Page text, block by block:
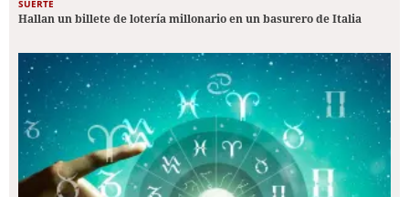
SUERTE
Hallan un billete de lotería millonario en un basurero de Italia